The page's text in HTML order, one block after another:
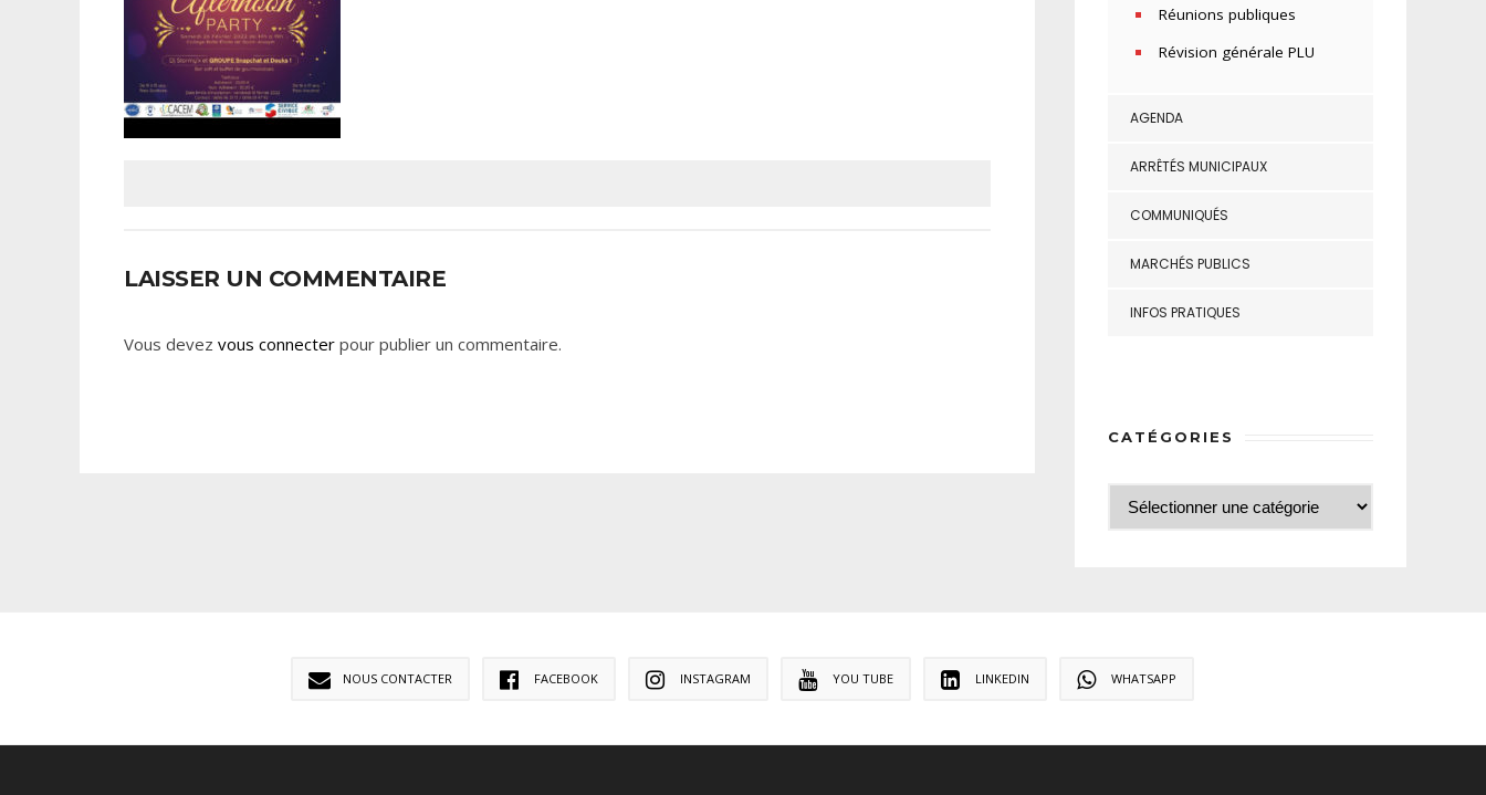
LAISSER UN COMMENTAIRE
Vous devez vous connecter pour publier un commentaire.
Réunions publiques
Révision générale PLU
AGENDA
ARRÊTÉS MUNICIPAUX
COMMUNIQUÉS
MARCHÉS PUBLICS
INFOS PRATIQUES
CATÉGORIES
NOUS CONTACTER FACEBOOK INSTAGRAM YOU TUBE LINKEDIN WHATSAPP